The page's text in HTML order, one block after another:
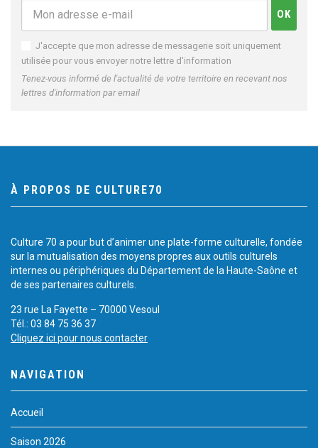
J'accepte que mon adresse de messagerie soit uniquement
utilisée pour vous envoyer notre lettre d'information
Tenez-vous informé de l'actualité de votre territoire en recevant nos
lettres d'information par email
À PROPOS DE CULTURE70
Culture 70 a pour but d’animer une plate-forme culturelle, fondée
sur la mutualisation des moyens propres aux outils culturels
internes ou périphériques du Département de la Haute-Saône et
de ses partenaires culturels.
23 rue La Fayette – 70000 Vesoul
Tél.: 03 84 75 36 37
Cliquez ici pour nous contacter
NAVIGATION
Accueil
Saison 2026